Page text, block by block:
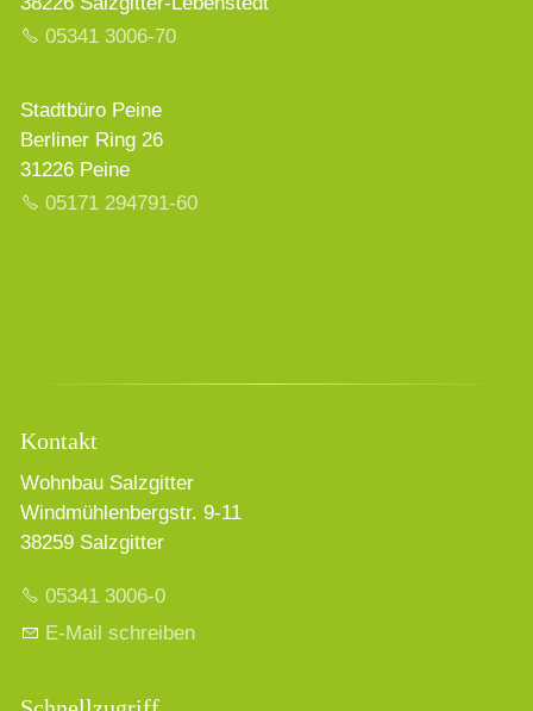
05341 3006-70
Stadtbüro Peine
Berliner Ring 26
31226 Peine
05171 294791-60
Kontakt
Wohnbau Salzgitter
Windmühlenbergstr. 9-11
38259 Salzgitter
05341 3006-0
E-Mail schreiben